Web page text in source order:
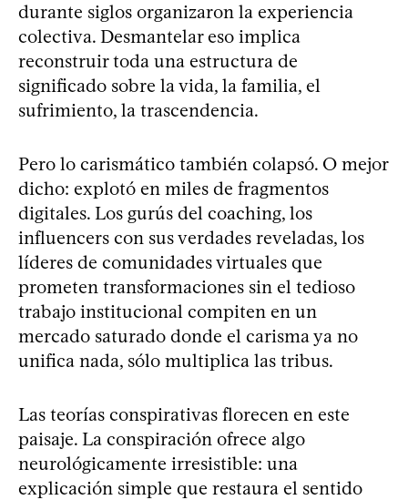
durante siglos organizaron la experiencia
colectiva. Desmantelar eso implica
reconstruir toda una estructura de
significado sobre la vida, la familia, el
sufrimiento, la trascendencia.
Pero lo carismático también colapsó. O mejor
dicho: explotó en miles de fragmentos
digitales. Los gurús del coaching, los
influencers con sus verdades reveladas, los
líderes de comunidades virtuales que
prometen transformaciones sin el tedioso
trabajo institucional compiten en un
mercado saturado donde el carisma ya no
unifica nada, sólo multiplica las tribus.
Las teorías conspirativas florecen en este
paisaje. La conspiración ofrece algo
neurológicamente irresistible: una
explicación simple que restaura el sentido